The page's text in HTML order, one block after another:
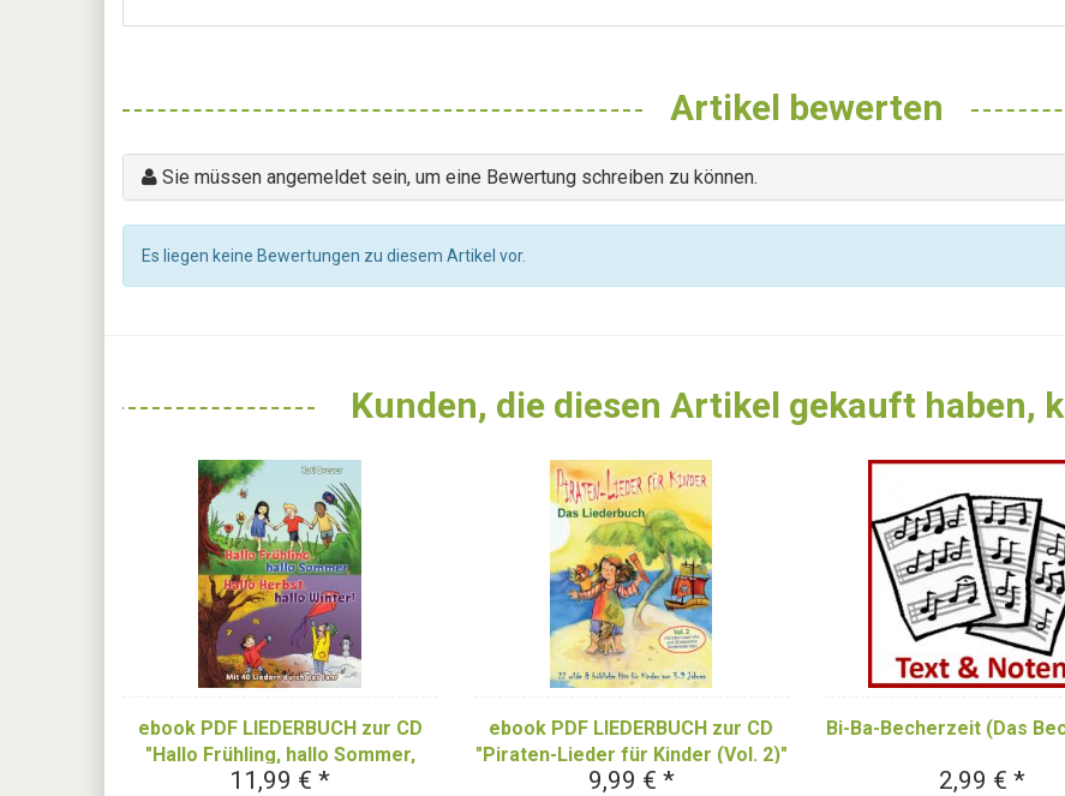
Artikel bewerten
Sie müssen angemeldet sein, um eine Bewertung schreiben zu können.
Es liegen keine Bewertungen zu diesem Artikel vor.
Kunden, die diesen Artikel gekauft haben,
ebook PDF LIEDERBUCH zur CD
"Hallo Frühling, hallo Sommer,
hallo Herbst, hallo Winter! Mit 40
11,99 € *
ebook PDF LIEDERBUCH zur CD
"Piraten-Lieder für Kinder (Vol. 2)"
(und ergänzende Materialien)
9,99 € *
Bi-Ba-Becherzeit (Das
2,99 € *